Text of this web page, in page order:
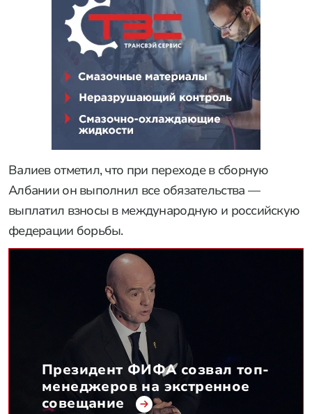
Валиев отметил, что при переходе в сборную
Албании он выполнил все обязательства —
выплатил взносы в международную и российскую
федерации борьбы.
Президент ФИФА созвал топ-
менеджеров на экстренное
совещание